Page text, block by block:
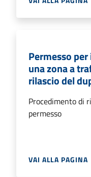
Permesso
una zona a
rilascio del
Procedimento di
permesso
VAI ALLA PAGINA